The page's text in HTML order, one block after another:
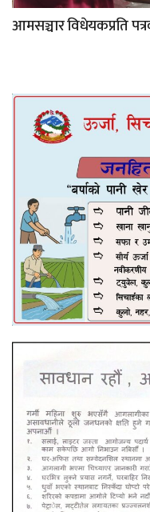
आमसञ्चार विधेयकप्रति